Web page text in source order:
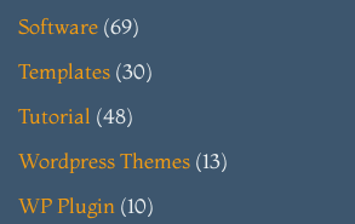
Software (69)
Templates (30)
Tutorial (48)
Wordpress Themes (13)
WP Plugin (10)